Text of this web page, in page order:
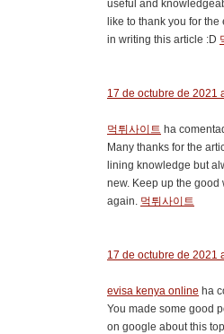
useful and
like to thank you for the
in writing this article :D
17 de octubre de 2021
먹튀사이트 ha
Many thanks for the
lining knowledge but
new. Keep up the good
again. 먹튀사이트
17 de octubre de 2021
evisa kenya online ha
You made some good
on google about this